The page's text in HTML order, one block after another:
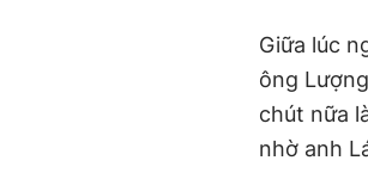
Giữa lúc
ông
chút nữa
nhờ anh